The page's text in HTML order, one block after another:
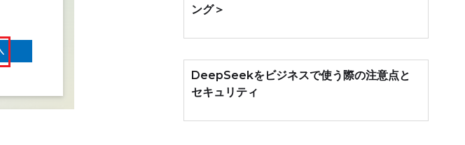
ング＞
DeepSeekをビジネスで使う際の注意点と
セキュリティ